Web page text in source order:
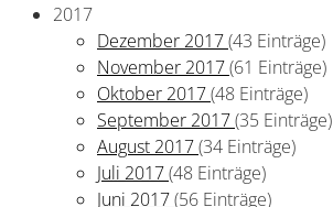
2017
Dezember 2017(43 Einträge)
November 2017(61 Einträge)
Oktober 2017(48 Einträge)
September 2017(35 Einträge)
August 2017(34 Einträge)
Juli 2017(48 Einträge)
Juni 2017(56 Einträge)